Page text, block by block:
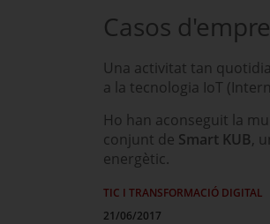
Casos
Una activitat tan
a la tecnologia IoT
Ho han aconseguit la
conjunt de Smart KUB,
energètic.
TIC I TRANSFORMACIÓ DIGITAL
21/06/2017